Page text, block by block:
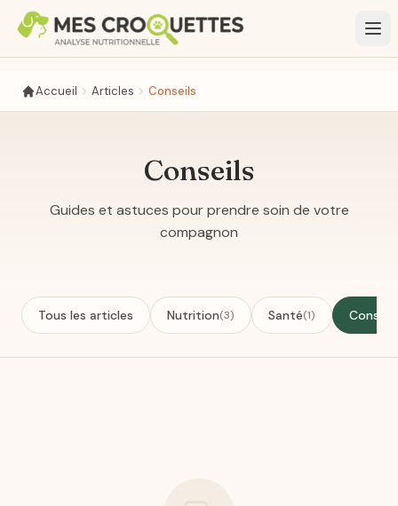
Aller au contenu principal
Accueil Articles Conseils
Conseils
Guides et astuces pour prendre soin de votre
compagnon
Tous les articles Nutrition(3) Santé(1) Conseils